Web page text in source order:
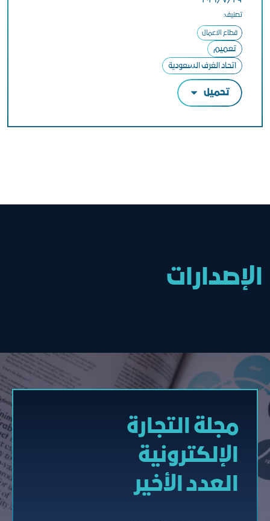
تصنيف:
قطاع الاعمال
تعميم
اتحاد الغرف السعودية
تحميل
الإصدارات
مجلة التجارة
الإلكترونیة
العدد الأخير